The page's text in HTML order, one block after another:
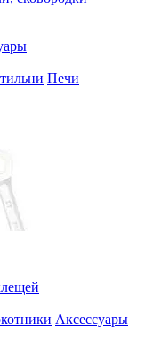
Печи
Аксессуары